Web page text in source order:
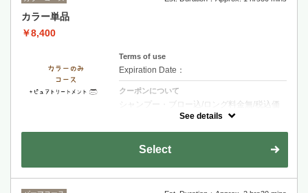
カラー単品
￥8,400
Terms of use
Expiration Date：
クーポンについて
シャンプー・ブロー込/ロング料金無/税込価
格《ピュアトリートメント》ダメージの原因
で内部再生力と保湿持続力で艶感UP
See details
Select